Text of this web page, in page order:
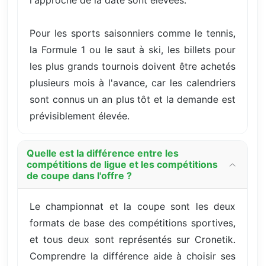
Pour les sports saisonniers comme le tennis,
la Formule 1 ou le saut à ski, les billets pour
les plus grands tournois doivent être achetés
plusieurs mois à l'avance, car les calendriers
sont connus un an plus tôt et la demande est
prévisiblement élevée.
Quelle est la différence entre les
compétitions de ligue et les compétitions
de coupe dans l'offre ?
Le championnat et la coupe sont les deux
formats de base des compétitions sportives,
et tous deux sont représentés sur Cronetik.
Comprendre la différence aide à choisir ses